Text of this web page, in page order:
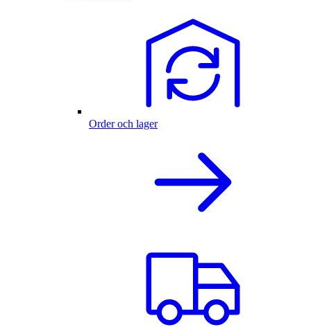
Order och lager